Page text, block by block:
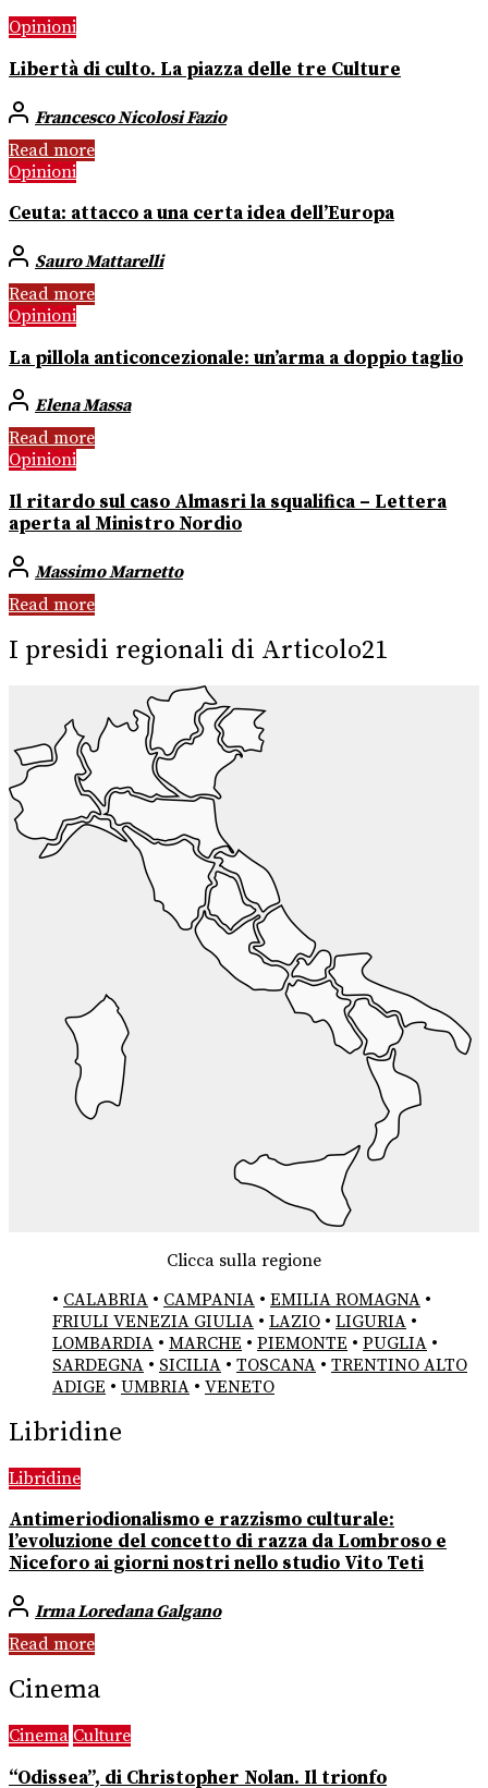
Opinioni
Libertà di culto. La piazza delle tre Culture
Francesco Nicolosi Fazio
Read more
Opinioni
Ceuta: attacco a una certa idea dell’Europa
Sauro Mattarelli
Read more
Opinioni
La pillola anticoncezionale: un’arma a doppio taglio
Elena Massa
Read more
Opinioni
Il ritardo sul caso Almasri la squalifica – Lettera
aperta al Ministro Nordio
Massimo Marnetto
Read more
I presidi regionali di Articolo21
Clicca sulla regione
• CALABRIA • CAMPANIA • EMILIA ROMAGNA •
FRIULI VENEZIA GIULIA • LAZIO • LIGURIA •
LOMBARDIA • MARCHE • PIEMONTE • PUGLIA •
SARDEGNA • SICILIA • TOSCANA • TRENTINO ALTO
ADIGE • UMBRIA • VENETO
Libridine
Libridine
Antimeriodionalismo e razzismo culturale:
l’evoluzione del concetto di razza da Lombroso e
Niceforo ai giorni nostri nello studio Vito Teti
Irma Loredana Galgano
Read more
Cinema
Cinema Culture
“Odissea”, di Christopher Nolan. Il trionfo